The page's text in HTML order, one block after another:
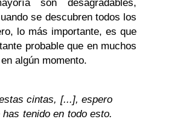
son desagradables,
se descubren todos los
lo más importante, es que
probable que en muchos
algún momento.
cintas, [...], espero
tenido en todo esto.